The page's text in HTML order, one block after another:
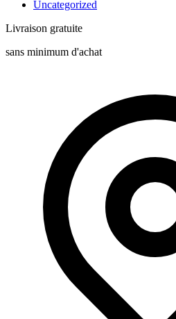
Uncategorized
Livraison gratuite
sans minimum d'achat